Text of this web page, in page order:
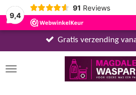
9,4
91 Reviews
Gratis verzending